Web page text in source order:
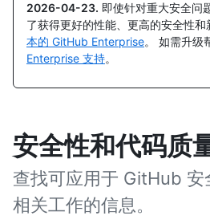
2026-04-23. 即使针对重大安全问
了获得更好的性能、更高的安全性和
本的 GitHub Enterprise。 如需升级
Enterprise 支持。
安全性和代码质
查找可应用于 GitHub 安
相关工作的信息。